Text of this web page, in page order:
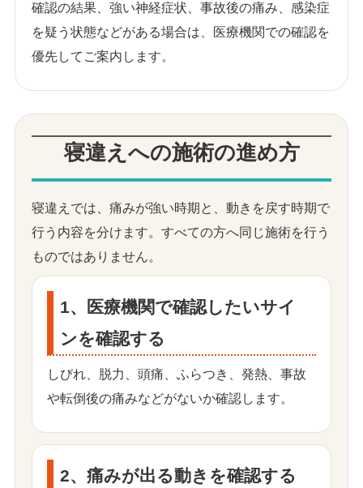
確認の結果、強い神経症状、事故後の痛み、感染症
を疑う状態などがある場合は、医療機関での確認を
優先してご案内します。
寝違えへの施術の進め方
寝違えでは、痛みが強い時期と、動きを戻す時期で
行う内容を分けます。すべての方へ同じ施術を行う
ものではありません。
1、医療機関で確認したいサイ
ンを確認する
しびれ、脱力、頭痛、ふらつき、発熱、事故
や転倒後の痛みなどがないか確認します。
2、痛みが出る動きを確認する